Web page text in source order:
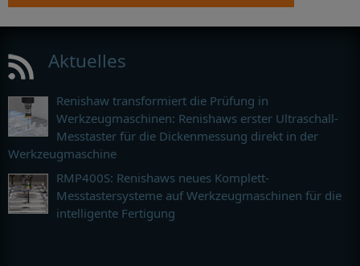
Aktuelles
Renishaw transformiert die Prüfung in
Werkzeugmaschinen: Renishaws erster Ultraschall-
Messtaster für die Dickenmessung direkt in der
Werkzeugmaschine
RMP400S: Renishaws neues Komplett-
Messtastersysteme auf Werkzeugmaschinen für die
intelligente Fertigung